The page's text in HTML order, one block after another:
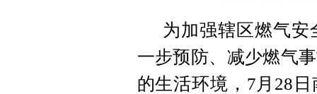
为加强辖区燃气
一步预防、减少燃气
的生活环境，7月28